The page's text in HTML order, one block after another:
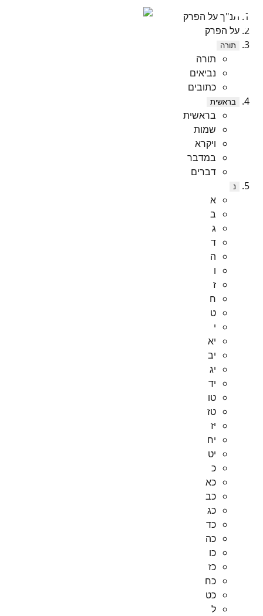
תנ"ך על הפרק
על הפרק
תורה
תורה
נביאים
כתובים
בראשית
בראשית
שמות
ויקרא
במדבר
דברים
נ
א
ב
ג
ד
ה
ו
ז
ח
ט
י
יא
יב
יג
יד
טו
טז
יז
יח
יט
כ
כא
כב
כג
כד
כה
כו
כז
כח
כט
ל